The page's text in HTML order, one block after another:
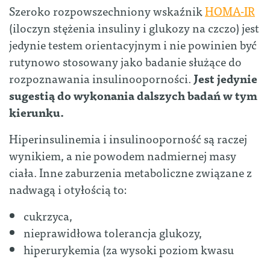
Szeroko rozpowszechniony wskaźnikHOMA-IR
(iloczyn stężenia insuliny i glukozy na czczo) jest
jedynie testem orientacyjnym i nie powinien być
rutynowo stosowany jako badanie służące do
rozpoznawania insulinooporności.Jest jedynie
sugestią do wykonania dalszych badań w tym
kierunku.
Hiperinsulinemia i insulinooporność są raczej
wynikiem, a nie powodem nadmiernej masy
ciała. Inne zaburzenia metaboliczne związane z
nadwagą i otyłością to:
cukrzyca,
nieprawidłowa tolerancja glukozy,
hiperurykemia (za wysoki poziom kwasu